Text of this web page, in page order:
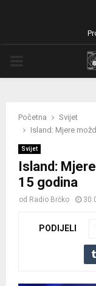
Početna
Svijet
Island: Mjere
Svijet
Island:
15 godina
od Radio Brčko
PODIJELI